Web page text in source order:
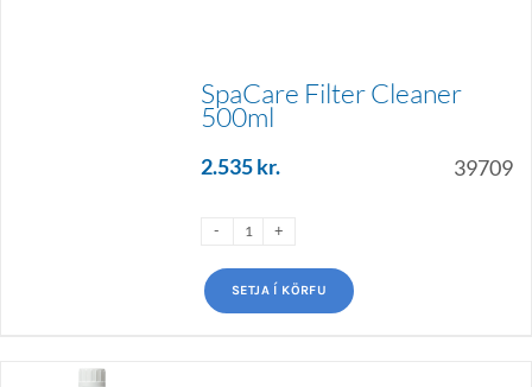
SpaCare Filter Cleaner
500ml
2.535kr. 39709
SETJA Í KÖRFU